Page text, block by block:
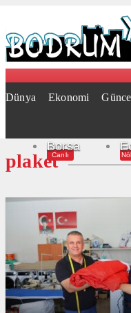
Dünya Ekonomi
Borsa
Canlı
plaket